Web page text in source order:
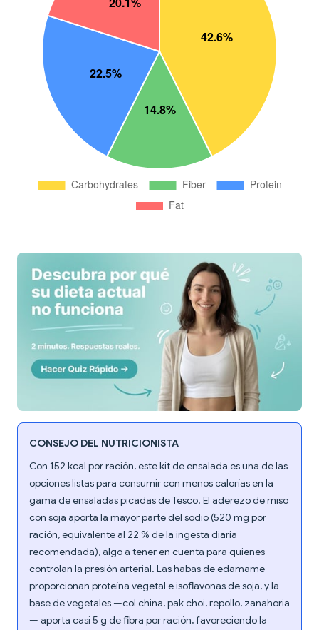
CONSEJO DEL NUTRICIONISTA
Con 152 kcal por ración, este kit de ensalada es una de las
opciones listas para consumir con menos calorías en la
gama de ensaladas picadas de Tesco. El aderezo de miso
con soja aporta la mayor parte del sodio (520 mg por
ración, equivalente al 22 % de la ingesta diaria
recomendada), algo a tener en cuenta para quienes
controlan la presión arterial. Las habas de edamame
proporcionan proteína vegetal e isoflavonas de soja, y la
base de vegetales —col china, pak choi, repollo, zanahoria
— aporta casi 5 g de fibra por ración, favoreciendo la